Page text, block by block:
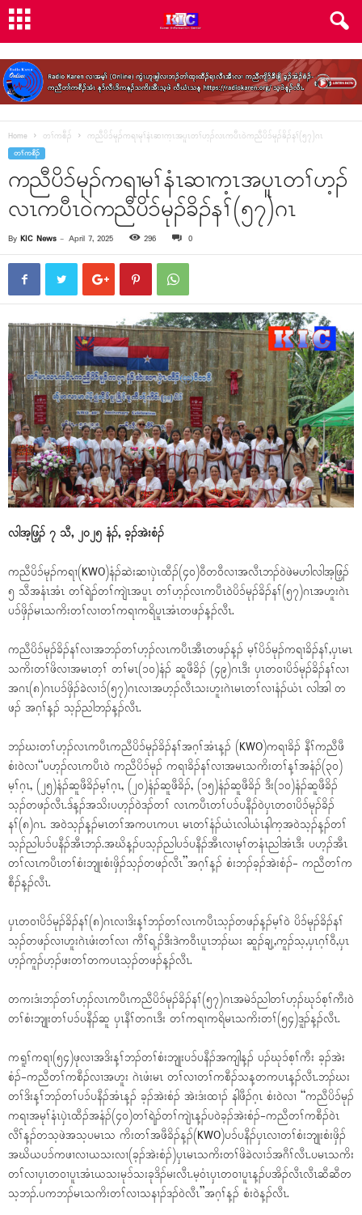
Home တၢ်ကစီၣ် ကညီပိၥ်မုၣ်ကရၢမုၢ်နံၤဆၢက့ၤအပူၤတၢ်ဟ့ၣ်လၤကပီၤ၀ဲကညီပိၥ်မုၣ်ခိၣ်နၢ်(၅၇)ဂၤ
တၢ်ကစီၣ်
ကညီပိၥ်မုၣ်ကရၢမုၢ်နံၤဆၢက့ၤအပူၤတၢ်ဟ့ၣ်
လၤကပီၤ၀ဲကညီပိၥ်မုၣ်ခိၣ်နၢ်(၅၇)ဂၤ
By KIC News - April 7, 2025 296 0
လါအ့ဖြ့ၣ် ၇ သီ, ၂၀၂၅ နံၣ်, ခ့ၣ်အဲးစံၣ်
ကညီပိၥ်မုၣ်ကရၢ(KWO)နံၣ်ဆဲးဆၢပှဲၤထီၣ်(၄၀)၀ီတ၀ီလၢအလီၤဘၣ်၀ဲဖဲမဟါလါအ့ဖြ့ၣ်
၅ သီအနံၤအံၤ တၢ်ရဲၣ်တၢ်ကျဲၤအပူၤ တၢ်ဟ့ၣ်လၤကပီၤ၀ဲပိၥ်မုၣ်ခိၣ်နၢ်(၅၇)ဂၤအဟူးဂဲၤ
ပၥ်ဖှိၣ်မၤသကိးတၢ်လၢတၢ်ကရၢကရိပူၤအံၤတဖၣ်န့ၣ်လီၤ.
ကညီပိၥ်မုၣ်ခိၣ်နၢ်လၢအဘၣ်တၢ်ဟ့ၣ်လၤကပီၤအီၤတဖၣ်န့ၣ် မ့ၢ်ပိၥ်မုၣ်ကရၢခိၣ်နၢ်,ပှၤမၤ
သကိးတၢ်ဖိလၢအမၤတ့ၢ် တၢ်မၤ(၁၀)နံၣ် ဆူဖီခိၣ် (၄၉)ဂၤဒီး ပှၤတ၀ၢပိၥ်မုၣ်ခိၣ်နၢ်လၢ
အဂၤ(၈)ဂၤပၥ်ဖှိၣ်ခဲလၢၥ်(၅၇)ဂၤလၢအဟ့ၣ်လီၤသးဟူးဂဲၤမၤတၢ်လၢနံၣ်ယံၤ လါအါ တ
ဖၣ် အဂ့ၢ်န့ၣ် သ့ၣ်ညါဘၣ်န့ၣ်လီၤ.
ဘၣ်ဃးတၢ်ဟ့ၣ်လၤကပီၤကညီပိၥ်မုၣ်ခိၣ်နၢ်အဂ့ၢ်အံၤန့ၣ် (KWO)ကရၢခိၣ် နီၢ်ကညီဖီ
စံး၀ဲလၢ“ပဟ့ၣ်လၤကပီၤ၀ဲ ကညီပိၥ်မုၣ် ကရၢခိၣ်နၢ်လၢအမၤသကိးတၢ်န့ၢ်အနံၣ်(၃၀)
မ့ၢ်ဂ့ၤ, (၂၅)နံၣ်ဆူဖီခိၣ်မ့ၢ်ဂ့ၤ, (၂၀)နံၣ်ဆူဖီခိၣ်, (၁၅)နံၣ်ဆူဖီခိၣ် ဒီး(၁၀)နံၣ်ဆူဖီခိၣ်
သ့ၣ်တဖၣ်လီၤ.ဒ်န့ၣ်အသိးပဟ့ၣ်၀ဲဒၣ်တၢ် လၤကပီၤတၢ်ပၥ်ပနီၣ်၀ဲပှၤတ၀ၢပိၥ်မုၣ်ခိၣ်
နၢ်(၈)ဂၤ. အ၀ဲသ့ၣ်န့ၣ်မၤတၢ်အကပၤကပၤ မၤတၢ်နံၣ်ယံၤလါယံၤနါက့အ၀ဲသ့ၣ်န့ၣ်တၢ်
သ့ၣ်ညါပၥ်ပနီၣ်အီၤဘၣ်.အဃိန့ၣ်ပသ့ၣ်ညါပၥ်ပနီၣ်အီၤလၢမုၢ်တနံၤညါအံၤဒီး ပဟ့ၣ်အီၤ
တၢ်လၤကပီၤတၢ်စံးဘျုးစံးဖှိၣ်သ့ၣ်တဖၣ်လီၤ”အဂ့ၢ်န့ၣ် စံးဘၣ်ခ့ၣ်အဲးစံၣ်- ကညီတၢ်က
စီၣ်န့ၣ်လီၤ.
ပှၤတ၀ၢပိၥ်မုၣ်ခိၣ်နၢ်(၈)ဂၤလၢဒိးန့ၢ်ဘၣ်တၢ်လၤကပီၤသ့ၣ်တဖၣ်န့ၣ်မ့ၢ်၀ဲ ပိၥ်မုၣ်ခိၣ်နၢ်
သ့ၣ်တဖၣ်လၢဟူးဂဲၤဖံးတၢ်လၢ ကီၢ်ရ့ၣ်ဒီးဒဲက၀ီၤပူၤဘၣ်ဃး ဆူၣ်ချ့,ကူၣ်သ့,ပှၤဂ့ၢ်၀ီ,ပှၤ
ဟ့ၣ်ကူၣ်ဟ့ၣ်ဖးတၢ်တကပၤသ့ၣ်တဖၣ်န့ၣ်လီၤ.
တကးဒံးဘၣ်တၢ်ဟ့ၣ်လၤကပီၤကညီပိၥ်မုၣ်ခိၣ်နၢ်(၅၇)ဂၤအမဲၥ်ညါတၢ်ဟ့ၣ်ဃုၥ်စ့ၢ်ကီး၀ဲ
တၢ်စံးဘျုးတၢ်ပၥ်ပနီၣ်ဆူ ပှၤနီၢ်တဂၤဒီး တၢ်ကရၢကရိမၤသကိးတၢ်(၅၄)ဒူၣ်န့ၣ်လီၤ.
ကရူၢ်ကရၢ(၅၄)ဖုလၢအဒိးန့ၢ်ဘၣ်တၢ်စံးဘျုးပၥ်ပနီၣ်အကျါန့ၣ် ပၣ်ဃုၥ်စ့ၢ်ကီး ခ့ၣ်အဲး
စံၣ်-ကညီတၢ်ကစီၣ်လၢအဟူး ဂဲၤဖံးမၤ တၢ်လၢတၢ်ကစီၣ်သန့တကပၤန့ၣ်လီၤ.ဘၣ်ဃး
တၢ်ဒိးန့ၢ်ဘၣ်တၢ်ပၥ်ပနီၣ်အံၤန့ၣ် ခ့ၣ်အဲးစံၣ် အဲးဒံးထၢၣ် နါဖီၣ်ဂ့ၤ စံး၀ဲလၢ “ကညီပိၥ်မုၣ်
ကရၢအမုၢ်နံၤပှဲၤထီၣ်အနံၣ်(၄၀)တၢ်ရဲၣ်တၢ်ကျဲၤန့ၣ်ပ၀ဲခ့ၣ်အဲးစံၣ်-ကညီတၢ်ကစီၣ်၀ဲၤ
လီၢ်န့ၣ်တသ့ဖဲအသ့ပမၤသ ကိးတၢ်အဖီခိၣ်န့ၣ်(KWO)ပၥ်ပနီၣ်ပှၤလၢတၢ်စံးဘျုးစံးဖှိၣ်
အဃိယပၥ်ကဖၢလၢယသးလၢ(ခ့ၣ်အဲးစံၣ်)ပှၤမၤသကိးတၢ်ဖိခဲလၢၥ်အဂီၢ်လီၤ.ပမၤသကိး
တၢ်လၢပှၤတ၀ၢပူၤအံၤယသးမုၥ်သးခုဒိၣ်မးလီၤ.မ့၀ံၤပှၤတ၀ၢပူၤန့ၣ်ပအိၣ်လီၤလီၤဆီဆီတ
သ့ဘၣ်.ပကဘၣ်မၤသကိးတၢ်လၢသနၢၣ်ဒၣ်၀ဲလီၤ”အဂ့ၢ်န့ၣ် စံး၀ဲန့ၣ်လီၤ.